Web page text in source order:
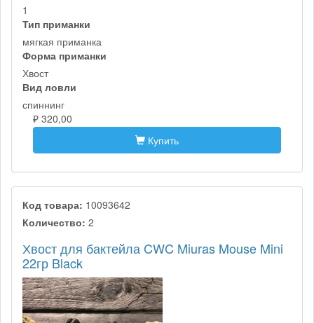
1
Тип приманки
мягкая приманка
Форма приманки
Хвост
Вид ловли
спиннинг
₽ 320,00
Купить
Код товара: 10093642
Количество: 2
Хвост для бактейла CWC Miuras Mouse Mini
22гр Black